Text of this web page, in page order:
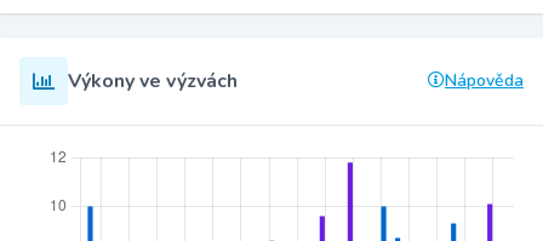
Výkony ve výzvách Nápověda